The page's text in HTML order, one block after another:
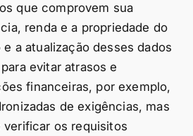
que comprovem sua
renda e a propriedade do
a atualização desses dados
evitar atrasos e
financeiras, por exemplo,
de exigências, mas
os requisitos